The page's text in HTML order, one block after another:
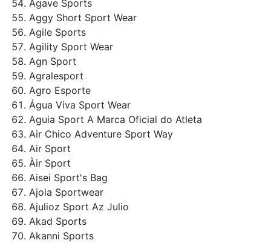
Agave Sports
Aggy Short Sport Wear
Agile Sports
Agility Sport Wear
Agn Sport
Agralesport
Agro Esporte
Água Viva Sport Wear
Aguia Sport A Marca Oficial do Atleta
Air Chico Adventure Sport Way
Air Sport
Àir Sport
Aisei Sport's Bag
Ajoia Sportwear
Ajulioz Sport Az Julio
Akad Sports
Akanni Sports